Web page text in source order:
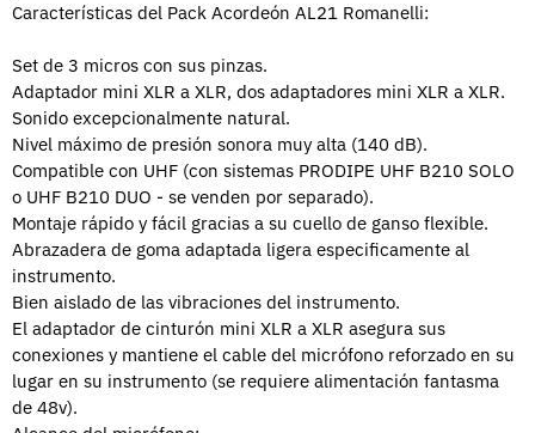
Características del Pack Acordeón AL21 Romanelli:
Set de 3 micros con sus pinzas.
Adaptador mini XLR a XLR, dos adaptadores mini XLR a XLR.
Sonido excepcionalmente natural.
Nivel máximo de presión sonora muy alta (140 dB).
Compatible con UHF (con sistemas PRODIPE UHF B210 SOLO
o UHF B210 DUO - se venden por separado).
Montaje rápido y fácil gracias a su cuello de ganso flexible.
Abrazadera de goma adaptada ligera especificamente al
instrumento.
Bien aislado de las vibraciones del instrumento.
El adaptador de cinturón mini XLR a XLR asegura sus
conexiones y mantiene el cable del micrófono reforzado en su
lugar en su instrumento (se requiere alimentación fantasma
de 48v).